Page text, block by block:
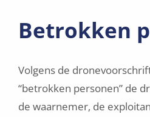
Betrokken
Volgens de
“betrokken personen” de
de waarnemer, de